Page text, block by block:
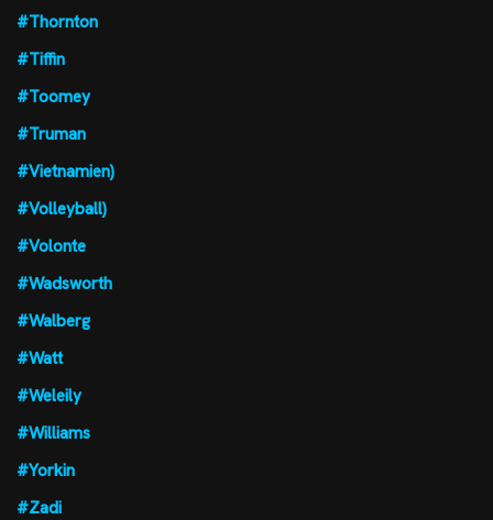
#Thornton
#Tiffin
#Toomey
#Truman
#Vietnamien)
#Volleyball)
#Volonte
#Wadsworth
#Walberg
#Watt
#Weleily
#Williams
#Yorkin
#Zadi